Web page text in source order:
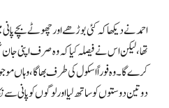
احمد نے دیکھا کہ کئی بوڑھے اور چھوٹے بچے
تھا، لیکن اس نے فیصلہ کیا کہ وہ صرف اپنی جان
کرے گا۔ وہ فوراً اسکول کی طرف بھاگا، وہاں
دو تین دوستوں کو ساتھ لیا اور لوگوں کو پانی سے